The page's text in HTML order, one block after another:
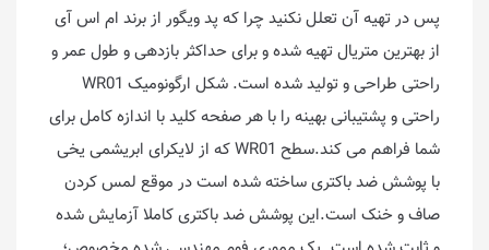
پس در تهیه آن تعلل نکنید چرا که پد ویگور از برند ام اس آی
از بهترین متریال تهیه شده و برای حداکثر بازدهی و طول عمر و
راحتی طراحی و تولید شده است. شکل ارگونومیک WR01
راحتی و پشتیبانی بهینه را با هر صفحه کلید با اندازه کامل برای
شما فراهم می کند.سطح WR01 که از لایکرای ابریشمی یخی
با پوشش ضد باکتری ساخته شده است در موقع لمس کردن
صاف و خنک است.این پوشش ضد باکتری کاملا آزمایش شده